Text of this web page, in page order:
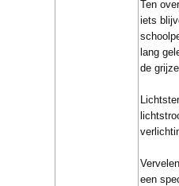
Ten
iets
lang
de
een